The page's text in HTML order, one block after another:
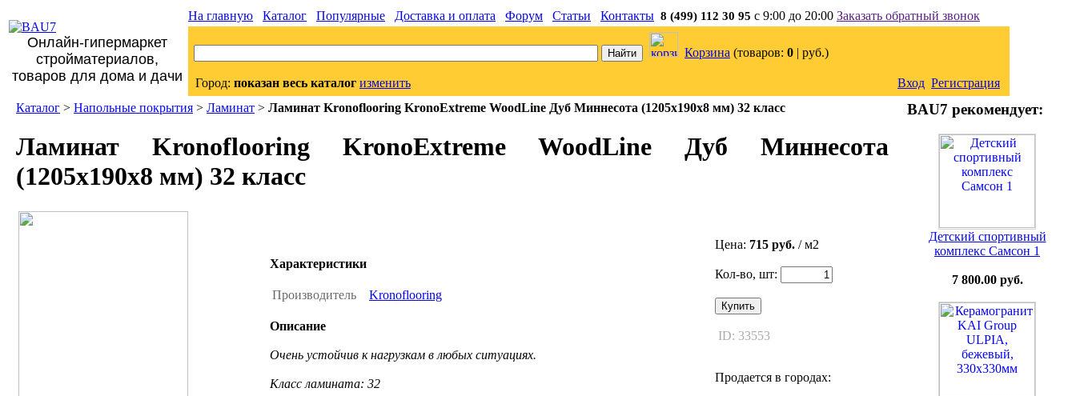
Онлайн-гипермаркет
стройматериалов,
товаров для дома и дачи
На главную Каталог Популярные Доставка и оплата Форум Статьи Контакты 8 (499) 112 30 95 с 9:00 до 20:00 Заказать обратный звонок
Корзина (товаров: 0 | руб.)
Город: показан весь каталог изменить Вход Регистрация
Каталог > Напольные покрытия > Ламинат > Ламинат Kronoflooring KronoExtreme WoodLine Дуб Миннесота (1205x190x8 мм) 32 класс
Ламинат Kronoflooring KronoExtreme WoodLine Дуб Миннесота
(1205x190x8 мм) 32 класс
Характеристики
Производитель Kronoflooring
Описание
Очень устойчив к нагрузкам в любых ситуациях.
Класс ламината: 32
Цена: 715 руб. / м2
Кол-во, шт:
Купить
ID: 33553
Продается в городах:
BAU7 рекомендует:
Детский спортивный
комплекс Самсон 1
7 800.00 руб.